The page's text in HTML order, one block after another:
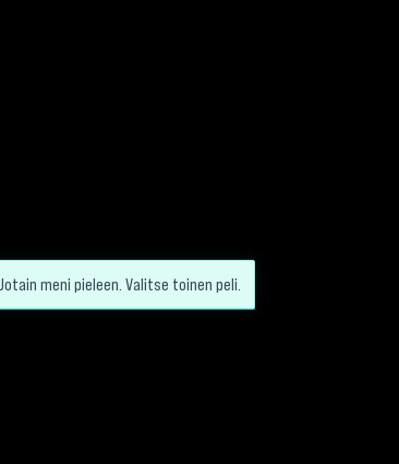
Jotain meni pieleen. Valitse toinen peli.